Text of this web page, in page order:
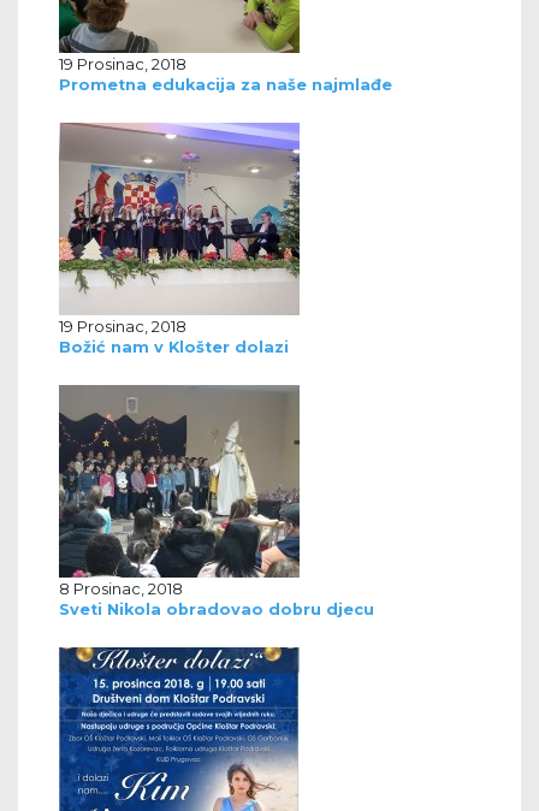
19 Prosinac, 2018
Prometna edukacija za naše najmlađe
19 Prosinac, 2018
Božić nam v Klošter dolazi
8 Prosinac, 2018
Sveti Nikola obradovao dobru djecu